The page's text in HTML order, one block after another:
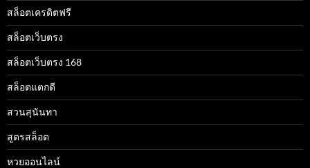
สล็อตเครดิตฟรี
สล็อตเว็บตรง
สล็อตเว็บตรง 168
สล็อตแตกดี
สวนสุนันทา
สูตรสล็อต
หวยออนไลน์